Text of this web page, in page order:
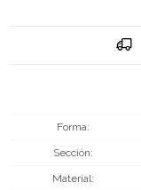
Forma
Sección
Material